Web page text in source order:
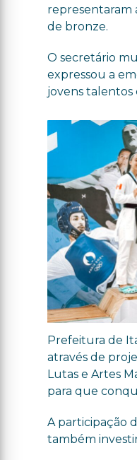
representaram
de bronze.
O secretário
expressou a
jovens talentos
Prefeitura de
através de
Lutas e Artes
para que
A participação
também